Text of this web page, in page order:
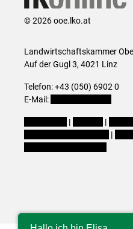
© 2026 ooe.lko.at
Landwirtschaftskammer
Auf der Gugl 3, 4021 Linz
Telefon: +43 (050) 6902 0
E-Mail:
| |
|